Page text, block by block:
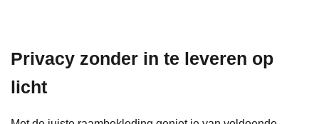
Privacy zonder in te leveren op
licht